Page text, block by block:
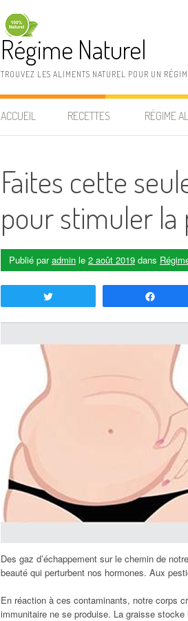
Régime Naturel
TROUVEZ LES ALIMENTS NATUREL POUR UN
ACCUEIL RECETTES RÉGIME
Faites cette
pour stimuler la
Publié paradmin le 2 août 2019 dans
Des gaz d’échappement sur le chemin de
beauté qui perturbent nos hormones. Aux
En réaction à ces contaminants, notre corps
immunitaire ne se produise. La graisse